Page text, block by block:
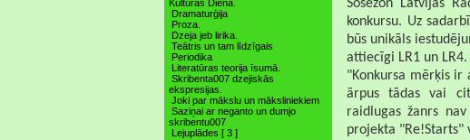
Kultūras Dienā.
Dramaturģija
Proza.
Dzeja jeb lirika.
Teātris un tam līdzīgais
Periodika
Literatūras teorija īsumā.
Skribenta007 dzejiskās
ekspresijas.
Joki par mākslu un māksliniekiem
Saziņai ar neganto un dumjo
skribentu007
Lejuplādes [ 3 ]
Šosezon Latvijas
konkursu. Uz
būs unikāls
attiecīgi LR1 un
"Konkursa mērķis ir
ārpus tādas vai
raidlugas žanrs
projekta "Re!Starts"